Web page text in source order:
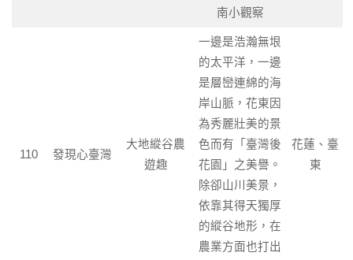
南小觀察
110 發現心臺灣
大地縱谷農
遊趣
一邊是浩瀚無垠
的太平洋，一邊
是層巒連綿的海
岸山脈，花東因
為秀麗壯美的景
色而有「臺灣後
花園」之美譽。
除卻山川美景，
依靠其得天獨厚
的縱谷地形，在
農業方面也打出
花蓮、臺
東